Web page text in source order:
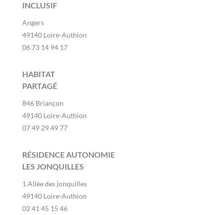
INCLUSIF
Angers
49140 Loire-Authion
06 73 14 94 17
HABITAT
PARTAGÉ
846 Briançon
49140 Loire-Authion
07 49 29 49 77
RÉSIDENCE AUTONOMIE
LES JONQUILLES
1 Allée des jonquilles
49140 Loire-Authion
02 41 45 15 46